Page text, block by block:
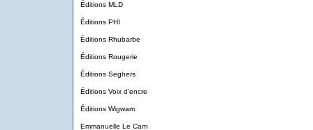
Éditions MLD
Éditions PHI
Éditions Rhubarbe
Éditions Rougerie
Éditions Seghers
Éditions Voix d'encre
Éditions Wigwam
Emmanuelle Le Cam